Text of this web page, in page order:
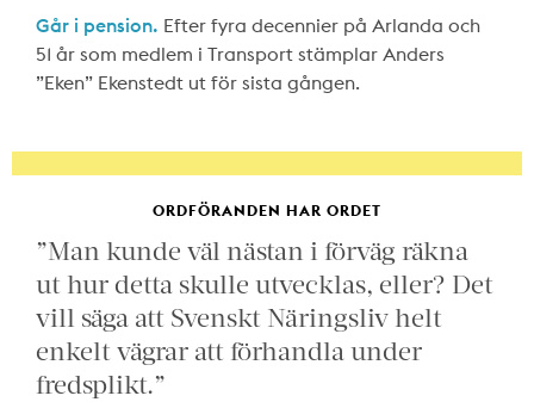
Går i pension. Efter fyra decennier på Arlanda och
51 år som medlem i Transport stämplar Anders
”Eken” Ekenstedt ut för sista gången.
ORDFÖRANDEN HAR ORDET
”Man kunde väl nästan i förväg räkna
ut hur detta skulle utvecklas, eller? Det
vill säga att Svenskt Näringsliv helt
enkelt vägrar att förhandla under
fredsplikt.”